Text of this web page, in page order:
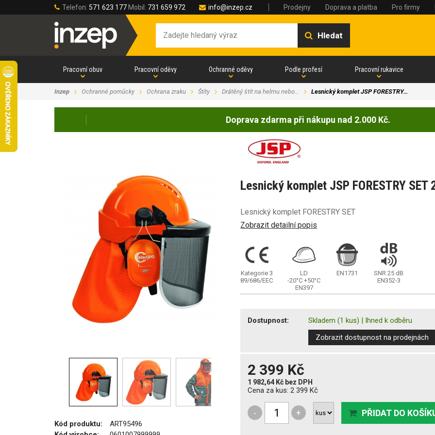
Telefon: 571 623 177 Mobil: 731 659 972 info@inzep.cz Prodejny Doprava a platba Pro firmy
Hledat
Pracovní obuv Pracovní oděvy Ochranné oděvy Podle profesí Pracovní rukavice
Inzep Ochranné pomůcky Ochrana zraku Štíty Drátěný štít na helmu nebo… Lesnický komplet JSP FORESTRY…
Doprava zdarma při nákupu nad 2.000 Kč.
Kód produktu:
ART95496
Lesnický komplet JSP FORESTRY SET
Lesnický komplet FORESTRY SET
Zobrazit detailní popis
Kategorie 3
89/686/EEC
LD
-20°C+50°C
EN397
EN1731
SNR 25 dB
EN352-3
Dostupnost: Skladem (1 kus) | Ihned k odběru
Zobrazit dostupnost na prodejnách
2 399 Kč
1 982,64 Kč bez DPH
Cena za kus:2 399 Kč
- + PŘIDAT DO